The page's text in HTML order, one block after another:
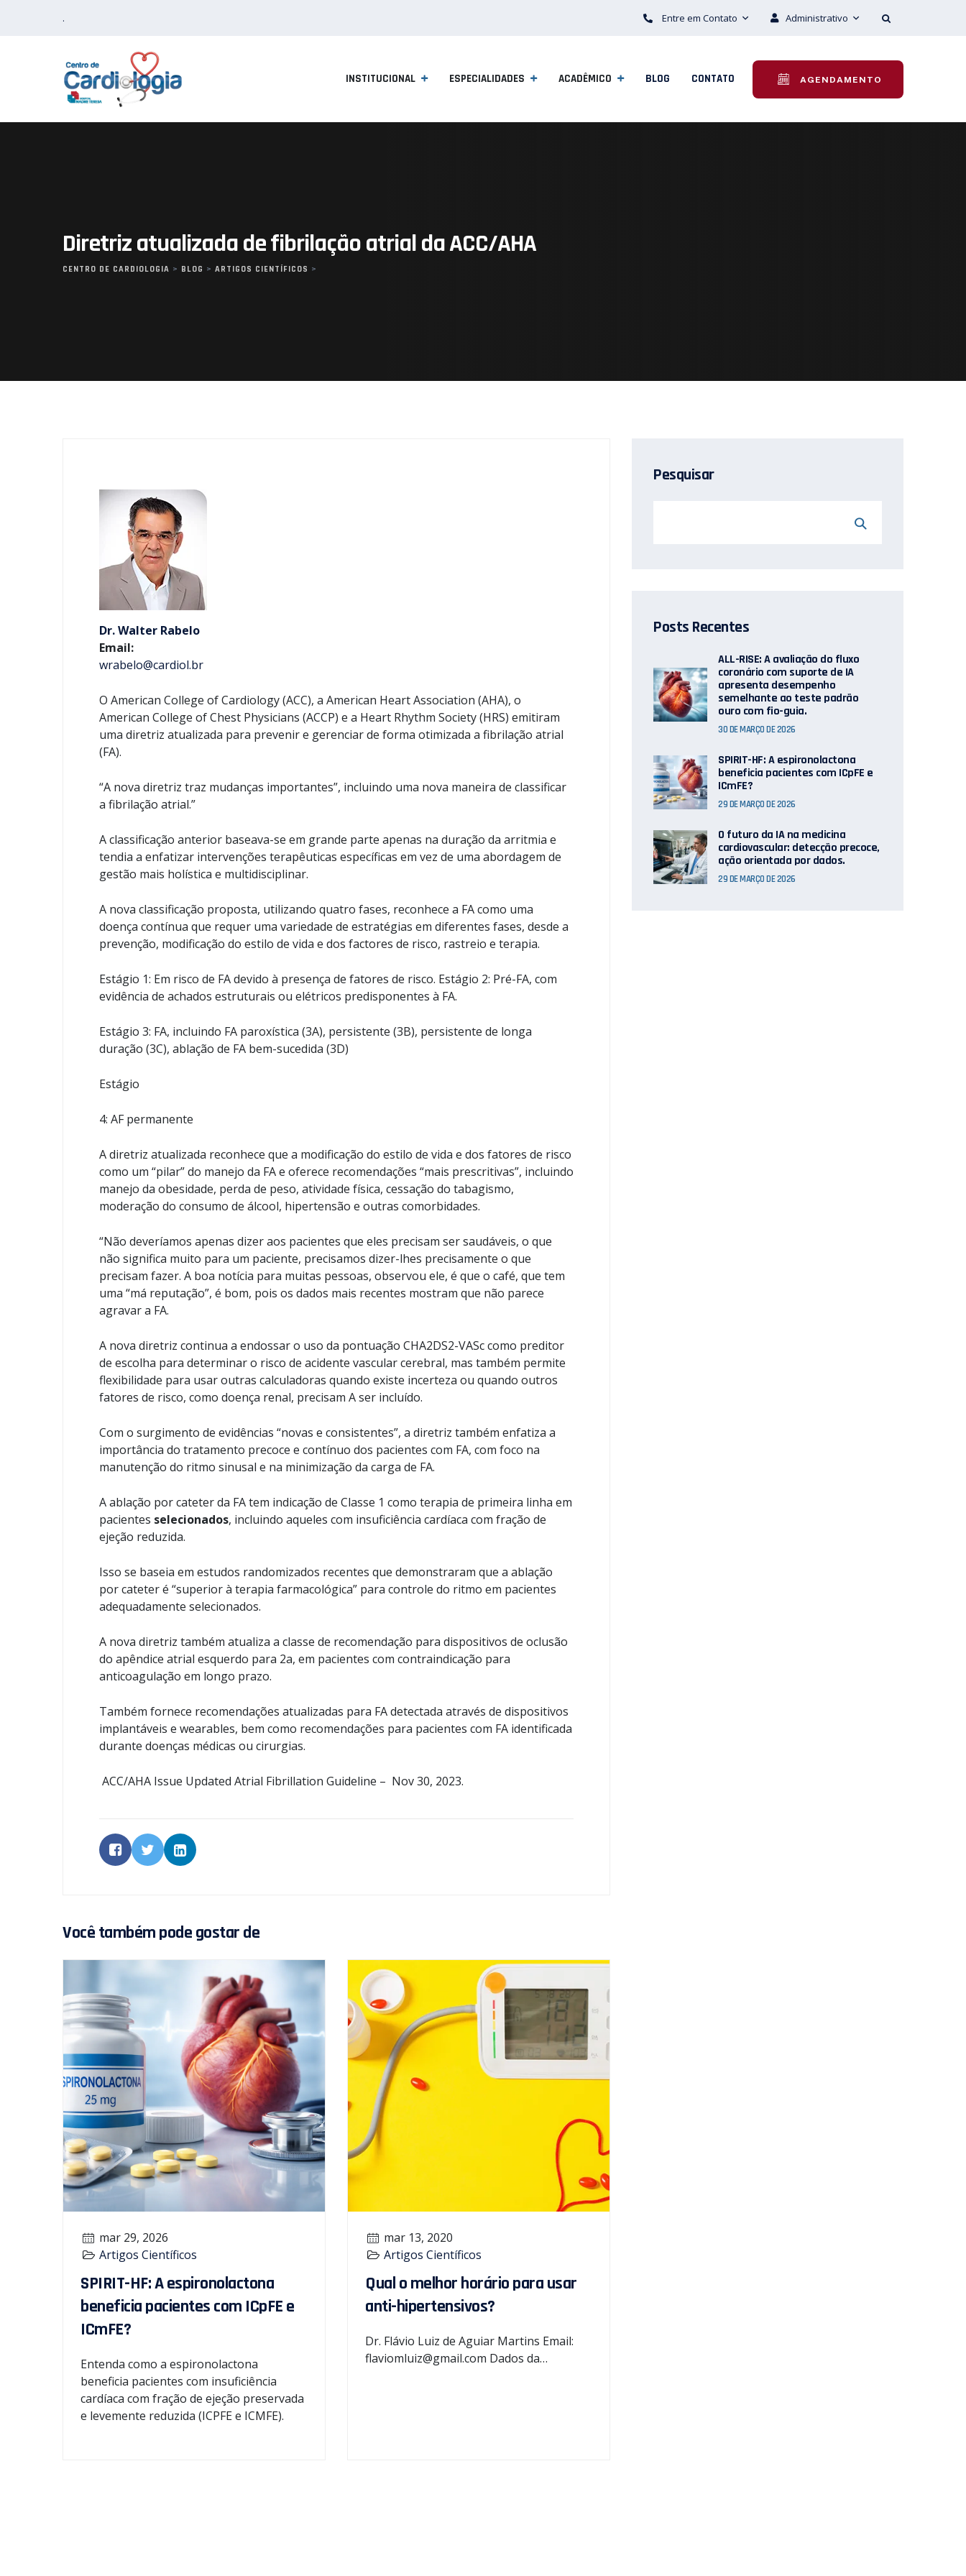
. Entre em Contato Administrativo
INSTITUCIONAL ESPECIALIDADES ACADÊMICO BLOG CONTATO AGENDAMENTO
Diretriz atualizada de fibrilação atrial da ACC/AHA
CENTRO DE CARDIOLOGIA > BLOG > ARTIGOS CIENTÍFICOS >
Dr. Walter Rabelo
Email:
wrabelo@cardiol.br
O American College of Cardiology (ACC), a American Heart Association (AHA), o
American College of Chest Physicians (ACCP) e a Heart Rhythm Society (HRS) emitiram
uma diretriz atualizada para prevenir e gerenciar de forma otimizada a fibrilação atrial
(FA).
“A nova diretriz traz mudanças importantes”, incluindo uma nova maneira de classificar
a fibrilação atrial.”
A classificação anterior baseava-se em grande parte apenas na duração da arritmia e
tendia a enfatizar intervenções terapêuticas específicas em vez de uma abordagem de
gestão mais holística e multidisciplinar.
A nova classificação proposta, utilizando quatro fases, reconhece a FA como uma
doença contínua que requer uma variedade de estratégias em diferentes fases, desde a
prevenção, modificação do estilo de vida e dos factores de risco, rastreio e terapia.
Estágio 1: Em risco de FA devido à presença de fatores de risco. Estágio 2: Pré-FA, com
evidência de achados estruturais ou elétricos predisponentes à FA.
Estágio 3: FA, incluindo FA paroxística (3A), persistente (3B), persistente de longa
duração (3C), ablação de FA bem-sucedida (3D)
Estágio
4: AF permanente
A diretriz atualizada reconhece que a modificação do estilo de vida e dos fatores de risco
como um “pilar” do manejo da FA e oferece recomendações “mais prescritivas”, incluindo
manejo da obesidade, perda de peso, atividade física, cessação do tabagismo,
moderação do consumo de álcool, hipertensão e outras comorbidades.
“Não deveríamos apenas dizer aos pacientes que eles precisam ser saudáveis, o que
não significa muito para um paciente, precisamos dizer-lhes precisamente o que
precisam fazer. A boa notícia para muitas pessoas, observou ele, é que o café, que tem
uma “má reputação”, é bom, pois os dados mais recentes mostram que não parece
agravar a FA.
A nova diretriz continua a endossar o uso da pontuação CHA2DS2-VASc como preditor
de escolha para determinar o risco de acidente vascular cerebral, mas também permite
flexibilidade para usar outras calculadoras quando existe incerteza ou quando outros
fatores de risco, como doença renal, precisam A ser incluído.
Com o surgimento de evidências “novas e consistentes”, a diretriz também enfatiza a
importância do tratamento precoce e contínuo dos pacientes com FA, com foco na
manutenção do ritmo sinusal e na minimização da carga de FA.
A ablação por cateter da FA tem indicação de Classe 1 como terapia de primeira linha em
pacientes selecionados, incluindo aqueles com insuficiência cardíaca com fração de
ejeção reduzida.
Isso se baseia em estudos randomizados recentes que demonstraram que a ablação
por cateter é “superior à terapia farmacológica” para controle do ritmo em pacientes
adequadamente selecionados.
A nova diretriz também atualiza a classe de recomendação para dispositivos de oclusão
do apêndice atrial esquerdo para 2a, em pacientes com contraindicação para
anticoagulação em longo prazo.
Também fornece recomendações atualizadas para FA detectada através de dispositivos
implantáveis ​​e wearables, bem como recomendações para pacientes com FA identificada
durante doenças médicas ou cirurgias.
ACC/AHA Issue Updated Atrial Fibrillation Guideline – Nov 30, 2023.
Você também pode gostar de
mar 29, 2026
Artigos Científicos
SPIRIT-HF: A espironolactona
beneficia pacientes com ICpFE e
ICmFE?
Entenda como a espironolactona
beneficia pacientes com insuficiência
cardíaca com fração de ejeção preservada
e levemente reduzida (ICPFE e ICMFE).
mar 13, 2020
Artigos Científicos
Qual o melhor horário para usar
anti-hipertensivos?
Dr. Flávio Luiz de Aguiar Martins Email:
flaviomluiz@gmail.com Dados da…
Pesquisar
Posts Recentes
ALL-RISE: A avaliação do fluxo
coronário com suporte de IA
apresenta desempenho
semelhante ao teste padrão
ouro com fio-guia.
30 DE MARÇO DE 2026
SPIRIT-HF: A espironolactona
beneficia pacientes com ICpFE e
ICmFE?
29 DE MARÇO DE 2026
O futuro da IA ​​na medicina
cardiovascular: detecção precoce,
ação orientada por dados.
29 DE MARÇO DE 2026